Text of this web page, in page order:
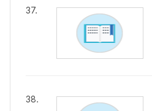
37.
38.